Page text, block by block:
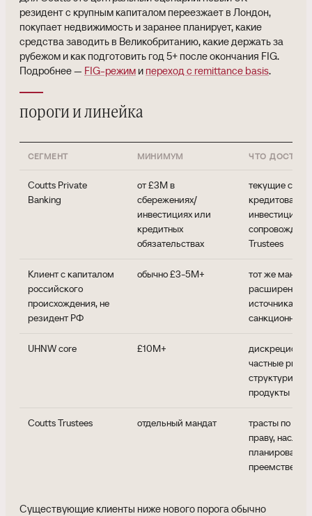
резидент с крупным капиталом переезжает в Лондон,
покупает недвижимость и заранее планирует, какие
средства заводить в Великобританию, какие держать за
рубежом и как подготовить год 5+ после окончания FIG.
Подробнее — FIG-режим и переход с remittance basis.
пороги и линейка
СЕГМЕНТ МИНИМУМ ЧТО
Coutts Private
Banking
от £3M в
сбережениях/
инвестициях или
кредитных
обязательствах
текущие
кредитование,
Trustees
Клиент с капиталом
российского
происхождения, не
резидент РФ
обычно £3-5M+
тот же
расширенная
источника
UHNW core £10M+
частные
продукты
Coutts Trustees отдельный мандат
трасты по
праву,
планирование,
Существующие клиенты ниже нового порога обычно